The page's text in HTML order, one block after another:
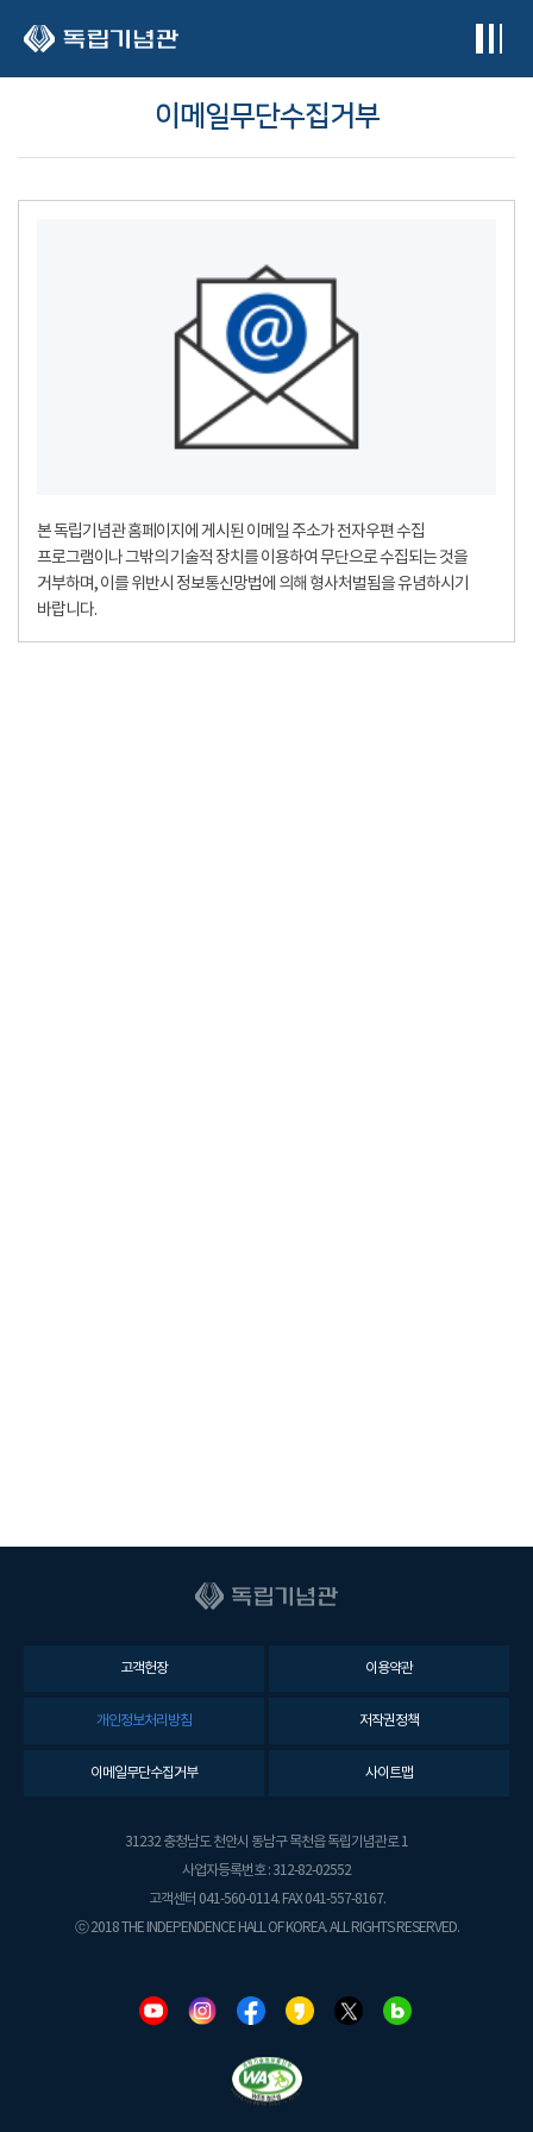
이메일무단수집거부
본 독립기념관 홈페이지에 게시된 이메일 주소가 전자우편 수집
프로그램이나 그밖의 기술적 장치를 이용하여 무단으로 수집되는 것을
거부하며, 이를 위반시 정보통신망법에 의해 형사처벌됨을 유념하시기
바랍니다.
고객헌장 이용약관
개인정보처리방침 저작권정책
이메일무단수집거부 사이트맵
31232 충청남도 천안시 동남구 목천읍 독립기념관로 1
사업자등록번호 : 312-82-02552
고객센터 041-560-0114. FAX 041-557-8167.
ⓒ 2018 THE INDEPENDENCE HALL OF KOREA. ALL RIGHTS RESERVED.